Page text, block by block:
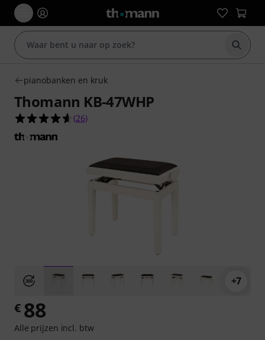
Zoek
pianobanken en kruk
Thomann KB-47WHP
4.6 van de 5 sterren van 26 klantbeoordelingen
(26)
+7
€ 88
Alle prijzen incl. btw